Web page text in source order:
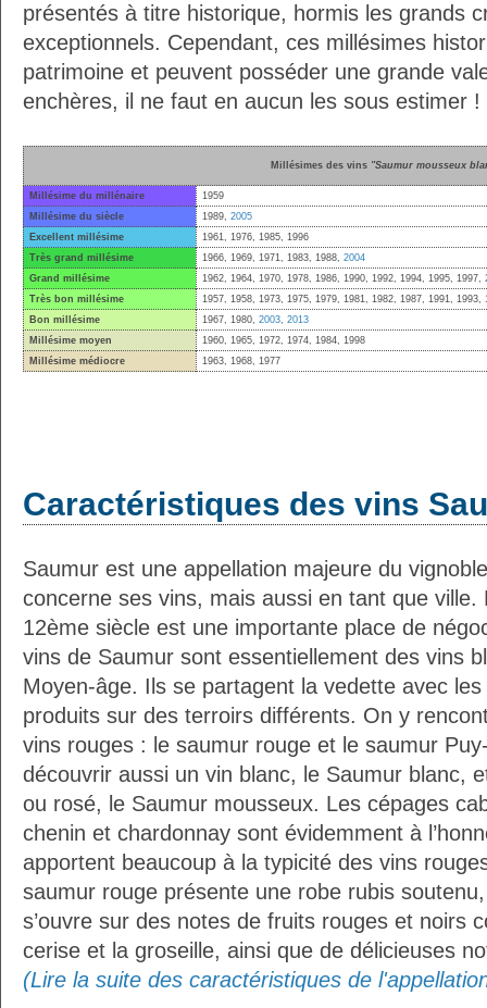
présentés à titre historique, hormis les grands
exceptionnels. Cependant, ces millésimes
patrimoine et peuvent posséder une grande
enchères, il ne faut en aucun les sous estimer !
Millésimes des vins "Saumur mousseux
Millésime du millénaire
1959
Millésime du siècle
1989, 2005
Excellent millésime
1961, 1976, 1985, 1996
Très grand millésime
1966, 1969, 1971, 1983, 1988, 2004
Grand millésime
1962, 1964, 1970, 1978, 1986, 1990, 1992, 1994, 1995, 1997,
Très bon millésime
1957, 1958, 1973, 1975, 1979, 1981, 1982, 1987, 1991, 1993,
Bon millésime
1967, 1980, 2003, 2013
Millésime moyen
1960, 1965, 1972, 1974, 1984, 1998
Millésime médiocre
1963, 1968, 1977
Caractéristiques des vins
Saumur est une appellation majeure du
concerne ses vins, mais aussi en tant que
12ème siècle est une importante place de
vins de Saumur sont essentiellement des vins
Moyen-âge. Ils se partagent la vedette avec les
produits sur des terroirs différents. On y
vins rouges : le saumur rouge et le saumur
découvrir aussi un vin blanc, le Saumur blanc,
ou rosé, le Saumur mousseux. Les cépages
chenin et chardonnay sont évidemment à
apportent beaucoup à la typicité des vins
saumur rouge présente une robe rubis
s’ouvre sur des notes de fruits rouges et noirs
cerise et la groseille, ainsi que de délicieuses
(Lire la suite des caractéristiques de